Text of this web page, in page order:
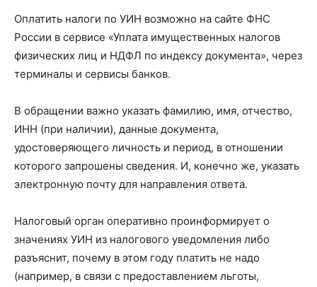
Оплатить налоги по УИН возможно на сайте ФНС
России в сервисе «Уплата имущественных налогов
физических лиц и НДФЛ по индексу документа», через
терминалы и сервисы банков.
В обращении важно указать фамилию, имя, отчество,
ИНН (при наличии), данные документа,
удостоверяющего личность и период, в отношении
которого запрошены сведения. И, конечно же, указать
электронную почту для направления ответа.
Налоговый орган оперативно проинформирует о
значениях УИН из налогового уведомления либо
разъяснит, почему в этом году платить не надо
(например, в связи с предоставлением льготы,